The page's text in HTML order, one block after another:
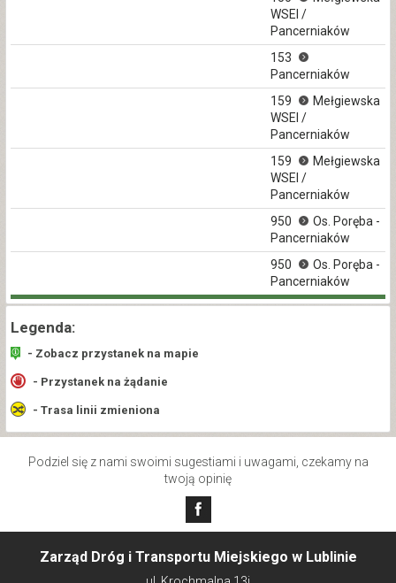
WSEI /
Pancerniaków
153
Pancerniaków
159
Mełgiewska
WSEI /
Pancerniaków
159
Mełgiewska
WSEI /
Pancerniaków
950
Os. Poręba -
Pancerniaków
950
Os. Poręba -
Pancerniaków
Legenda:
- Zobacz przystanek na mapie
- Przystanek na żądanie
- Trasa linii zmieniona
Podziel się z nami swoimi sugestiami i uwagami, czekamy na
twoją opinię
Zarząd Dróg i Transportu Miejskiego w Lublinie